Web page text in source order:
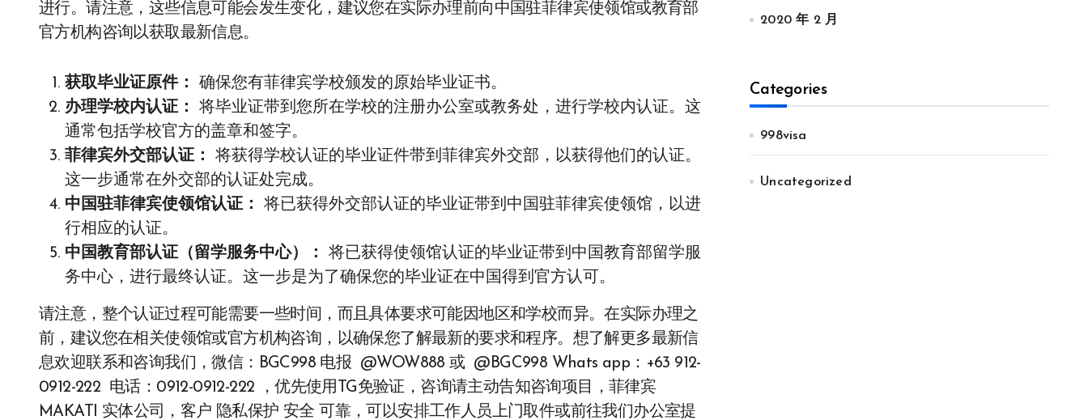
进行。请注意，这些信息可能会发生变化，建议您在实际办理前向中国驻菲律宾使领馆或教育部
官方机构咨询以获取最新信息。
获取毕业证原件：
确保您有菲律宾学校颁发的原始毕业证书。
办理学校内认证：
将毕业证带到您所在学校的注册办公室或教务处，进行学校内认证。这
通常包括学校官方的盖章和签字。
菲律宾外交部认证：
将获得学校认证的毕业证件带到菲律宾外交部，以获得他们的认证。
这一步通常在外交部的认证处完成。
中国驻菲律宾使领馆认证：
将已获得外交部认证的毕业证带到中国驻菲律宾使领馆，以进
行相应的认证。
中国教育部认证（留学服务中心）：
将已获得使领馆认证的毕业证带到中国教育部留学服
务中心，进行最终认证。这一步是为了确保您的毕业证在中国得到官方认可。
请注意，整个认证过程可能需要一些时间，而且具体要求可能因地区和学校而异。在实际办理之
前，建议您在相关使领馆或官方机构咨询，以确保您了解最新的要求和程序。想了解更多最新信
息欢迎联系和咨询我们，微信：BGC998 电报 @WOW888 或 @BGC998 Whats app：+63 912-
0912-222 电话：0912-0912-222 ，优先使用TG免验证，咨询请主动告知咨询项目，菲律宾
MAKATI 实体公司，客户 隐私保护 安全 可靠，可以安排工作人员上门取件或前往我们办公室提
2020 年 2 月
Categories
998visa
Uncategorized